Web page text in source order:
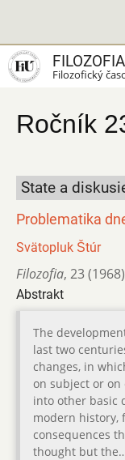
hlavný
obsah
FILOZOFIA
Filozofický
Ročník
State a
Problematika
Svätopluk Štúr
Filozofia, 23 (1968)
Abstrakt
The
last two
changes, in
on subject or on
into other basic
modern history,
consequences
thought but